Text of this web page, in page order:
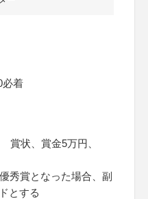
必着
賞状、賞金5万円、
秀賞となった場合、副
とする